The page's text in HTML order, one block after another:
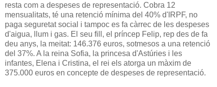
resta com a despeses de representació. Cobra 12
mensualitats, té una retenció mínima del 40% d'IRPF, no
paga seguretat social i tampoc es fa càrrec de les despeses
d'aigua, llum i gas. El seu fill, el príncep Felip, rep des de fa
deu anys, la meitat: 146.376 euros, sotmesos a una retenció
del 37%. A la reina Sofia, la princesa d'Astúries i les
infantes, Elena i Cristina, el rei els atorga un màxim de
375.000 euros en concepte de despeses de representació.